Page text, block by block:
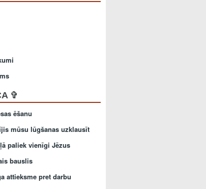
✞
ēšanu
mūsu lūgšanas uzklausīt
paliek vienīgi Jēzus
bauslis
attieksme pret darbu